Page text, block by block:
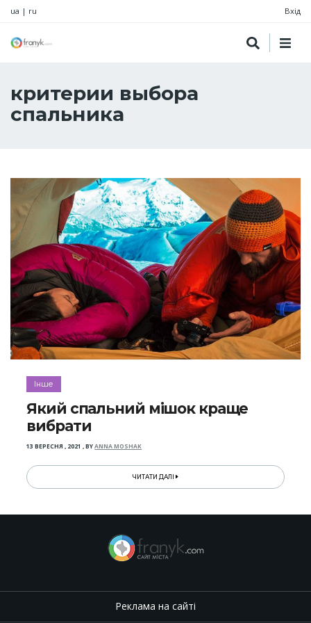
ua | ru Вхід
критерии выбора
спальника
Інше
Який спальний мішок краще
вибрати
13 ВЕРЕСНЯ , 2021 ,BYANNA MOSHAK
ЧИТАТИ ДАЛІ
Реклама на сайті